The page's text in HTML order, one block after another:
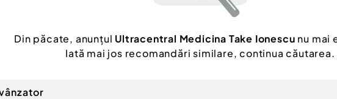
Din păcate, anunțul Ultracentral Medicina Take Ionescu nu mai
Iată mai jos recomandări similare, continua căutarea.